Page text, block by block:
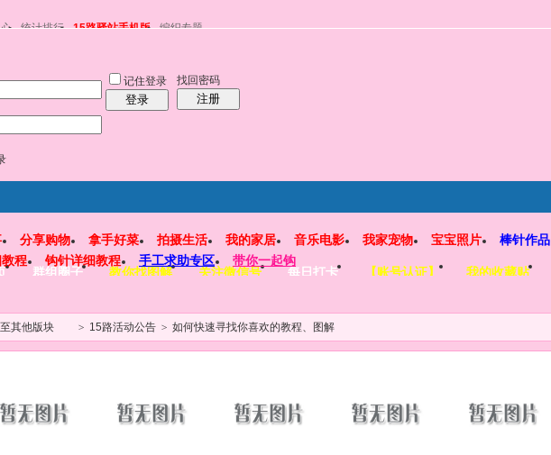
统计排行 15路驿站手机版 编织专题
记住登录
登录
找回密码
注册
群组圈子 教你找图解 关注微信号 每日打卡 【账号认证】 我的收藏贴
分享购物 拿手好菜 拍摄生活 我的家居 音乐电影 我家宠物 宝宝照片 棒针作品
程
钩针详细教程 手工求助专区 带你一起钩
> 15路活动公告 > 如何快速寻找你喜欢的教程、图解